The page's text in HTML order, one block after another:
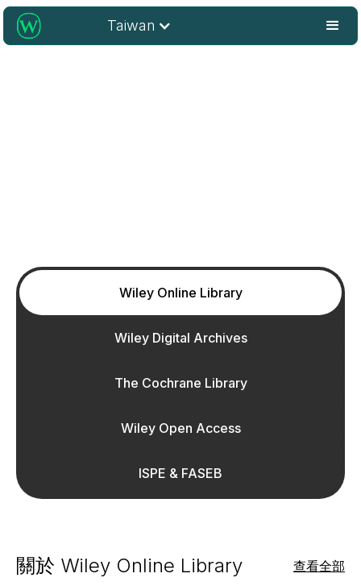
Taiwan
Wiley Online Library
Wiley Digital Archives
The Cochrane Library
Wiley Open Access
ISPE & FASEB
關於 Wiley Online Library
查看全部